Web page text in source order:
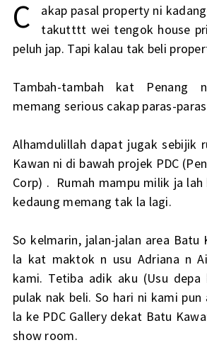
C
akap pasal property ni
takutttt wei tengok house
peluh jap. Tapi kalau tak beli
Tambah-tambah kat Penang
memang serious cakap paras-
Alhamdulillah dapat jugak sebijik
Kawan ni di bawah projek PDC
Corp) . Rumah mampu milik ja lah
kedaung memang tak la lagi.
So kelmarin, jalan-jalan area Batu
la kat maktok n usu Adriana n
kami. Tetiba adik aku (Usu depa
pulak nak beli. So hari ni kami pun
la ke PDC Gallery dekat Batu
show room.